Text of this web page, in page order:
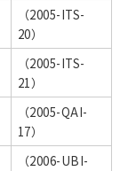
（2005-ITS-
20）
（2005-ITS-
21）
（2005-QAI-
17）
（2006-UBI-